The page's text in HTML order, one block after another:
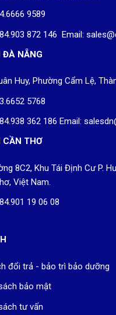
9589
872 146 Email:
ĐÀ NẴNG
Huy, Phường Cẩm Lệ,
5768
362 186 Email:
CẦN THƠ
8C2, Khu Tái Định Cư P.
Việt Nam.
19 06 08
đổi trả - bảo trì bảo dưỡng
bảo mật
tư vấn